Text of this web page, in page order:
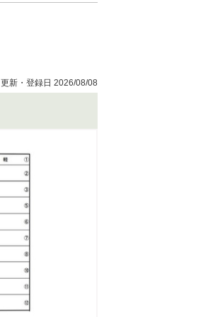
更新・登録日 2026/08/08